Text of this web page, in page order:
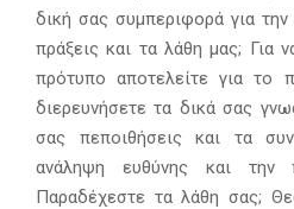
δική σας συμπεριφορά για την
πράξεις και τα λάθη μας; Για
πρότυπο αποτελείτε για το
διερευνήσετε τα δικά σας
σας πεποιθήσεις και τα
ανάληψη ευθύνης και την
Παραδέχεστε τα λάθη σας;